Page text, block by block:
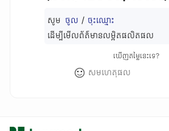
សូម ចូល / ចុះឈ្មោះ
ដើម្បីមើលព័ត៌មានលម្អិតផលិតផល
ឃើញតម្លៃនេះទេ?
សមហេតុផល